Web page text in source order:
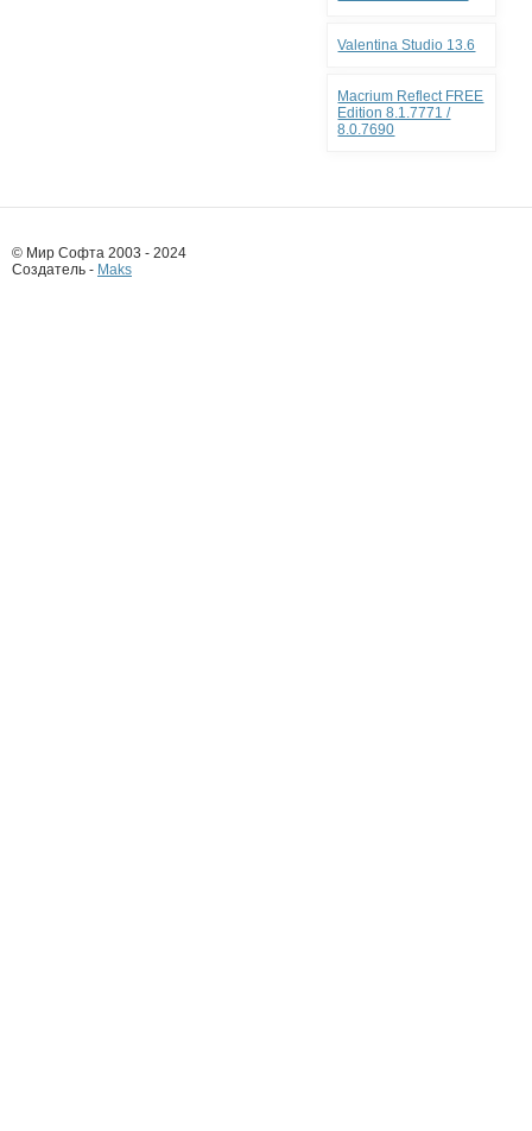
Valentina Studio 13.6
Macrium Reflect FREE
Edition 8.1.7771 /
8.0.7690
© Мир Софта 2003 - 2024
Создатель - Maks